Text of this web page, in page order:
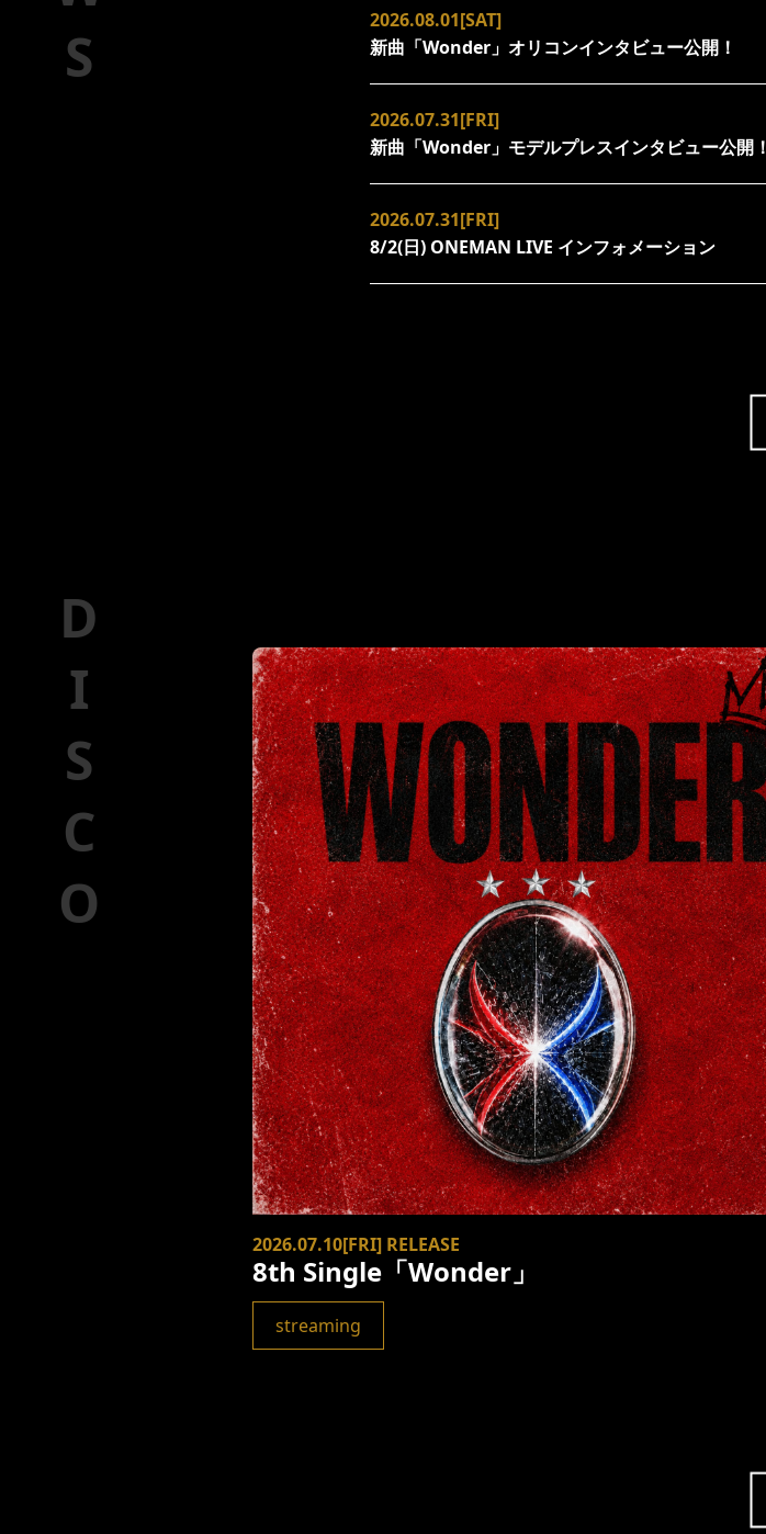
2026.08.01[SAT]
新曲「Wonder」オリコンインタビュー公開！
2026.07.31[FRI]
新曲「Wonder」モデルプレスインタビュー公開！
2026.07.31[FRI]
8/2(日) ONEMAN LIVE インフォメーション
DISCO
2026.07.10[FRI] RELEASE
8th Single「Wonder」
streaming